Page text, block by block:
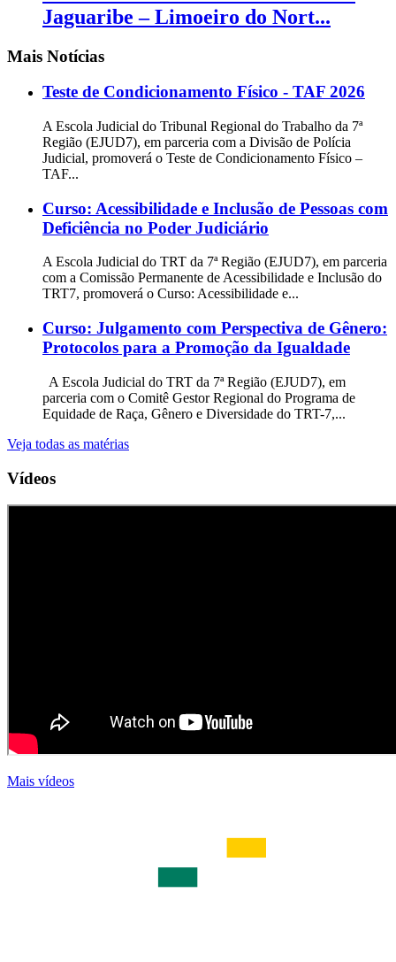
Jaguaribe – Limoeiro do Nort...
Mais Notícias
Teste de Condicionamento Físico - TAF 2026
A Escola Judicial do Tribunal Regional do Trabalho da 7ª
Região (EJUD7), em parceria com a Divisão de Polícia
Judicial, promoverá o Teste de Condicionamento Físico –
TAF...
Curso: Acessibilidade e Inclusão de Pessoas com
Deficiência no Poder Judiciário
A Escola Judicial do TRT da 7ª Região (EJUD7), em parceria
com a Comissão Permanente de Acessibilidade e Inclusão do
TRT7, promoverá o Curso: Acessibilidade e...
Curso: Julgamento com Perspectiva de Gênero:
Protocolos para a Promoção da Igualdade
A Escola Judicial do TRT da 7ª Região (EJUD7), em
parceria com o Comitê Gestor Regional do Programa de
Equidade de Raça, Gênero e Diversidade do TRT-7,...
Veja todas as matérias
Vídeos
Mais vídeos